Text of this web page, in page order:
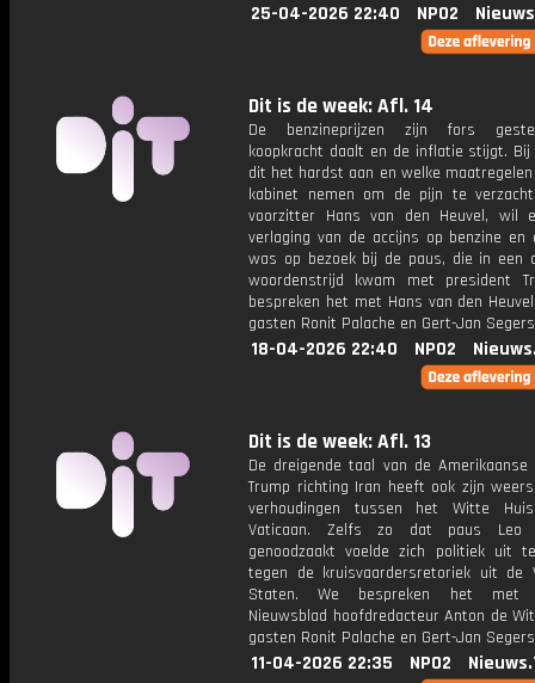
25-04-2026 22:40 NPO2
Dit is de week: Afl. 14
De benzineprijzen zijn fors
koopkracht daalt en de inflatie stijgt.
dit het hardst aan en welke
kabinet nemen om de pijn te
voorzitter Hans van den Heuvel, wil
verlaging van de accijns op benzine en
was op bezoek bij de paus, die in een
woordenstrijd kwam met president
bespreken het met Hans van den
gasten Ronit Palache en Gert-Jan
18-04-2026 22:40 NPO2
Dit is de week: Afl. 13
De dreigende taal van de Amerikaanse
Trump richting Iran heeft ook zijn
verhoudingen tussen het Witte
Vaticaan. Zelfs zo dat paus Leo
genoodzaakt voelde zich politiek uit
tegen de kruisvaardersretoriek uit de
Staten. We bespreken het met
Nieuwsblad hoofdredacteur Anton de
gasten Ronit Palache en Gert-Jan
11-04-2026 22:35 NPO2